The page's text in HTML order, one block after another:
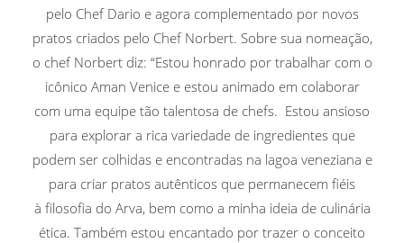
pelo Chef Dario e agora complementado por novos
pratos criados pelo Chef Norbert. Sobre sua nomeação,
o chef Norbert diz: “Estou honrado por trabalhar com o
icônico Aman Venice e estou animado em colaborar
com uma equipe tão talentosa de chefs. Estou ansioso
para explorar a rica variedade de ingredientes que
podem ser colhidas e encontradas na lagoa veneziana e
para criar pratos autênticos que permanecem fiéis
à filosofia do Arva, bem como a minha ideia de culinária
ética. Também estou encantado por trazer o conceito